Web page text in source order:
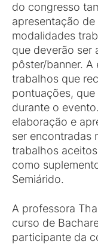
do congresso
apresentação
modalidades
que deverão ser
pôster/banner. A
trabalhos que
pontuações,
durante o
elaboração e
ser encontradas
trabalhos
como
Semiárido.
A professora
curso de
participante da